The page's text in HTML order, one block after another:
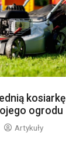
kosiarkę
ogrodu
Artykuły